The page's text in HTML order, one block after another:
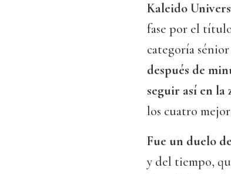
Kaleido
fase por el
categoría
después de
seguir así en la
los cuatro
Fue un duelo
y del tiempo,